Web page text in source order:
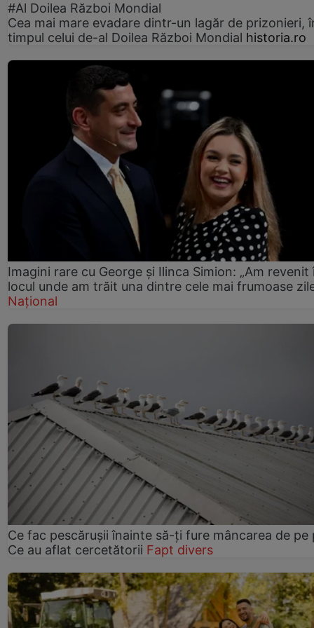
#Al Doilea Război Mondial
Cea mai mare evadare dintr-un lagăr de prizonieri,
timpul celui de-al Doilea Război Mondial historia.ro
Imagini rare cu George și Ilinca Simion: „Am revenit
locul unde am trăit una dintre cele mai frumoase
Național
Ce fac pescărușii înainte să-ți fure mâncarea de pe
Ce au aflat cercetătorii Fapt divers